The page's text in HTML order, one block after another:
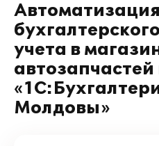
Автоматизация
учета в
Молдовы»